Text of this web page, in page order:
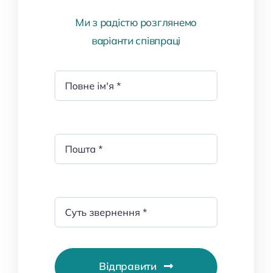
Ми з радістю розглянемо
варіанти співпраці
Відправити